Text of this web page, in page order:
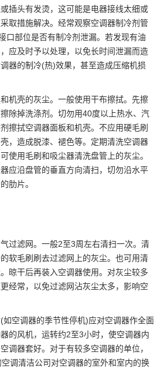
插头有发烫，这可能是电器接线太细或
取措施解决。经常观察空调器制冷剂管
口部位是否有制冷剂泄漏。若发现有油
应及时予以处理，以免长时间泄漏而造
器的制冷(热)效果，甚至造成压缩机损
壳的灰尘。一般使用干布擦拭。先擦
除掉洗涤剂。切勿用40度以上热水、汽
擦拭空调器面板和机壳。不应用硬毛刷
，造成脱漆、褪色等。定期清洗空调器
使用毛刷和吸尘器清洗盘管上的灰尘。
应沿盘管的垂直方向清扫，切勿沿水平
肋片。
滤网。一般2至3周左右清扫一次。清
软毛刷刷去过滤网上的灰尘。也可用清
晾干后再装入空调器使用。对灰尘较多
经常，以免过滤网沾灰尘太多，影响空
空调器的季节性停机)应对空调器作全面
的风机，运转约2至3小时，使空调器内
调器套好。对于有较多空调器的单位，
调清洁公司对空调器的室外和室内的换